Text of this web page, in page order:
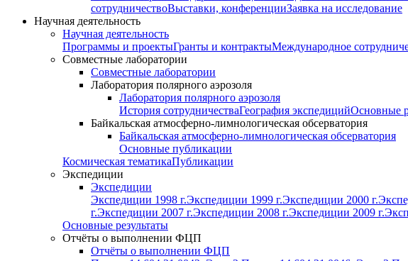
сотрудничествоВыставки, конференцииЗаявка на исследование
Научная деятельность
Научная деятельность
Программы и проектыГранты и контрактыМеждународное
Совместные лаборатории
Совместные лаборатории
Лаборатория полярного аэрозоля
Лаборатория полярного аэрозоля
История сотрудничестваГеография экспедицийОсновные
Байкальская атмосферно-лимнологическая обсерватория
Байкальская атмосферно-лимнологическая обсерватория
Основные публикации
Космическая тематикаПубликации
Экспедиции
Экспедиции
Экспедиции 1998 г.Экспедиции 1999 г.Экспедиции 2000 г.
г.Экспедиции 2007 г.Экспедиции 2008 г.Экспедиции 2009 г.
Основные результаты
Отчёты о выполнении ФЦП
Отчёты о выполнении ФЦП